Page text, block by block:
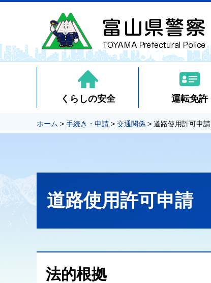
くらしの安全 運転免許
ホーム > 手続き・申請 > 交通関係 > 道路使用許可申請
道路使用許可申請
法的根拠